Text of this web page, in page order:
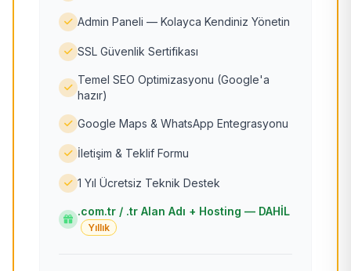
Admin Paneli — Kolayca Kendiniz Yönetin
SSL Güvenlik Sertifikası
Temel SEO Optimizasyonu (Google'a
hazır)
Google Maps & WhatsApp Entegrasyonu
İletişim & Teklif Formu
1 Yıl Ücretsiz Teknik Destek
.com.tr / .tr Alan Adı + Hosting — DAHİL
Yıllık